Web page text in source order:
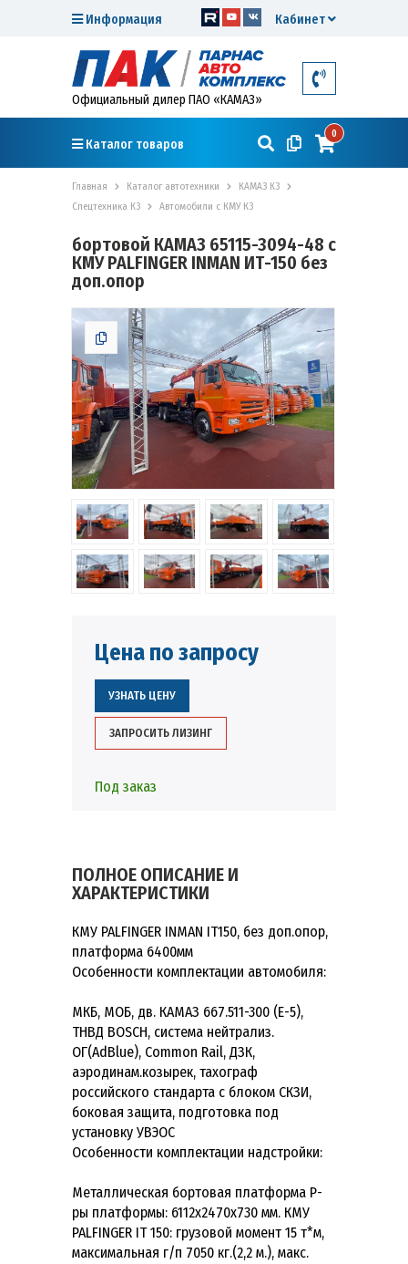
Кабинет
Информация
Официальный дилер ПАО «КАМАЗ»
Каталог товаров
0
Главная Каталог автотехники
КАМАЗ К3
Спецтехника К3
Автомобили с КМУ К3
бортовой КАМАЗ 65115-3094-48 с
КМУ PALFINGER INMAN ИТ-150 без
доп.опор
Цена по запросу
УЗНАТЬ ЦЕНУ
ЗАПРОСИТЬ ЛИЗИНГ
Под заказ
ПОЛНОЕ ОПИСАНИЕ И
ХАРАКТЕРИСТИКИ
КМУ PALFINGER INMAN IT150, без доп.опор,
платформа 6400мм
Особенности комплектации автомобиля:
МКБ, МОБ, дв. КАМАЗ 667.511-300 (Е-5),
ТНВД BOSCH, система нейтрализ.
ОГ(AdBlue), Common Rail, ДЗК,
аэродинам.козырек, тахограф
российского стандарта с блоком СКЗИ,
боковая защита, подготовка под
установку УВЭОС
Особенности комплектации надстройки:
Металлическая бортовая платформа Р-
ры платформы: 6112х2470х730 мм. КМУ
PALFINGER IT 150: грузовой момент 15 т*м,
максимальная г/п 7050 кг.(2,2 м.), макс.